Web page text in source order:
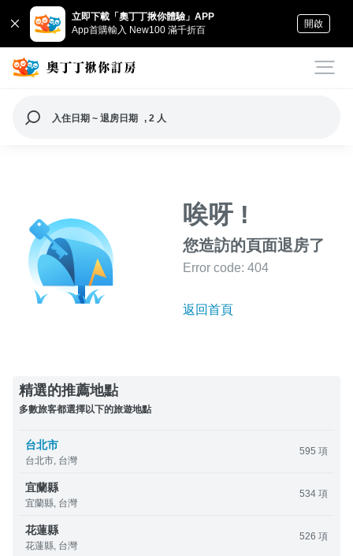
立即下載「奧丁丁揪你體驗」APP
App首購輸入 New100 滿千折百
開啟
入住日期 ~ 退房日期 , 2 人
唉呀 !
您造訪的頁面退房了
Error code: 404
返回首頁
精選的推薦地點
多數旅客都選擇以下的旅遊地點
台北市
台北市, 台灣
595 項
宜蘭縣
宜蘭縣, 台灣
534 項
花蓮縣
花蓮縣, 台灣
526 項